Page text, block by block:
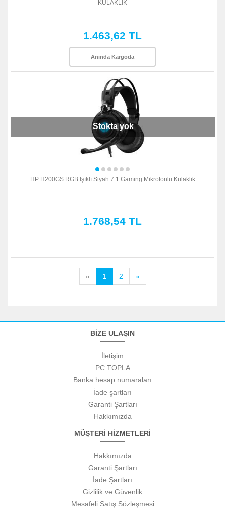
KULAKLIK
1.463,62 TL
Anında Kargoda
Stokta yok
HP H200GS RGB Işıklı Siyah 7.1 Gaming Mikrofonlu Kulaklık
1.768,54 TL
« 1 2 »
BİZE ULAŞIN
İletişim
PC TOPLA
Banka hesap numaraları
İade şartları
Garanti Şartları
Hakkımızda
MÜŞTERİ HİZMETLERİ
Hakkımızda
Garanti Şartları
İade Şartları
Gizlilik ve Güvenlik
Mesafeli Satış Sözleşmesi